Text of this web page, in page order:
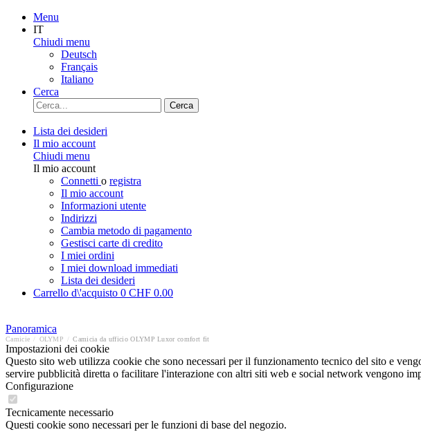
Menu
IT
Chiudi menu
Deutsch
Français
Italiano
Cerca
Cerca
Lista dei desideri
Il mio account
Chiudi menu
Il mio account
Connetti o registra
Il mio account
Informazioni utente
Indirizzi
Cambia metodo di pagamento
Gestisci carte di credito
I miei ordini
I miei download immediati
Lista dei desideri
Carrello d\'acquisto 0 CHF 0.00
Panoramica
Camicie OLYMP Camicia da ufficio OLYMP Luxor comfort fit
Impostazioni dei cookie
Questo sito web utilizza cookie che sono necessari per il funzionamento tecnico del sito e
servire pubblicità diretta o facilitare l'interazione con altri siti web e social network vengono
Configurazione
Tecnicamente necessario
Questi cookie sono necessari per le funzioni di base del negozio.